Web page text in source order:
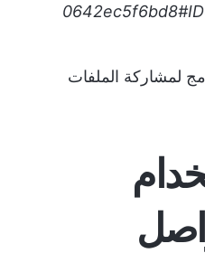
10 برامج لمشاركة الملفات